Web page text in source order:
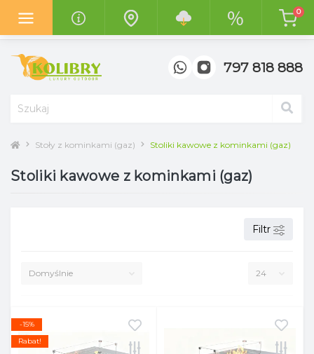
Z radością informujemy o otwarciunowego salonu "Kolibry
Garden"
w centrum handlowym "Top Meble" w Poznaniu.
0
797 818 888
Stoły z kominkami (gaz) Stoliki kawowe z kominkami (gaz)
Stoliki kawowe z kominkami (gaz)
Filtr
-15%
Rabat!